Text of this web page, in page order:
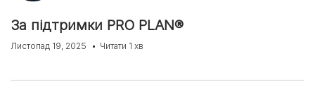
За підтримки PRO PLAN®
Листопад 19, 2025 Читати 1 хв